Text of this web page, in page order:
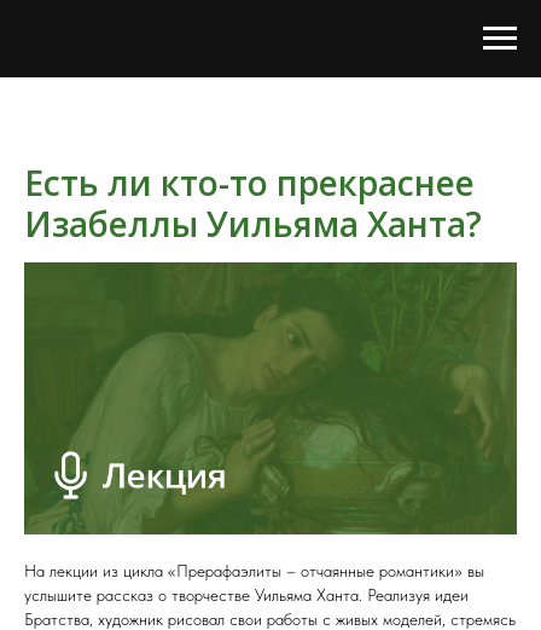
Есть ли кто-то прекраснее
Изабеллы Уильяма Ханта?
На лекции из цикла «Прерафаэлиты – отчаянные романтики» вы
услышите рассказ о творчестве Уильяма Ханта. Реализуя идеи
Братства, художник рисовал свои работы с живых моделей, стремясь